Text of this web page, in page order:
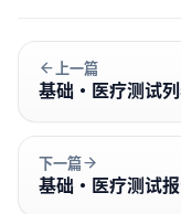
上一篇
基础·医疗测试
下一篇
基础·医疗测试